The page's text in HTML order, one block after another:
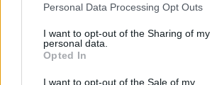
Personal Data Processing Opt Outs
I want to opt-out of the Sharing of my
personal data.
Opted In
I want to opt-out of the Sale of my
σημαντικό να κλείσει η χρονιά
θετικό.
Ο παράγοντας κόσμος και ο
παράγοντας διοίκηση